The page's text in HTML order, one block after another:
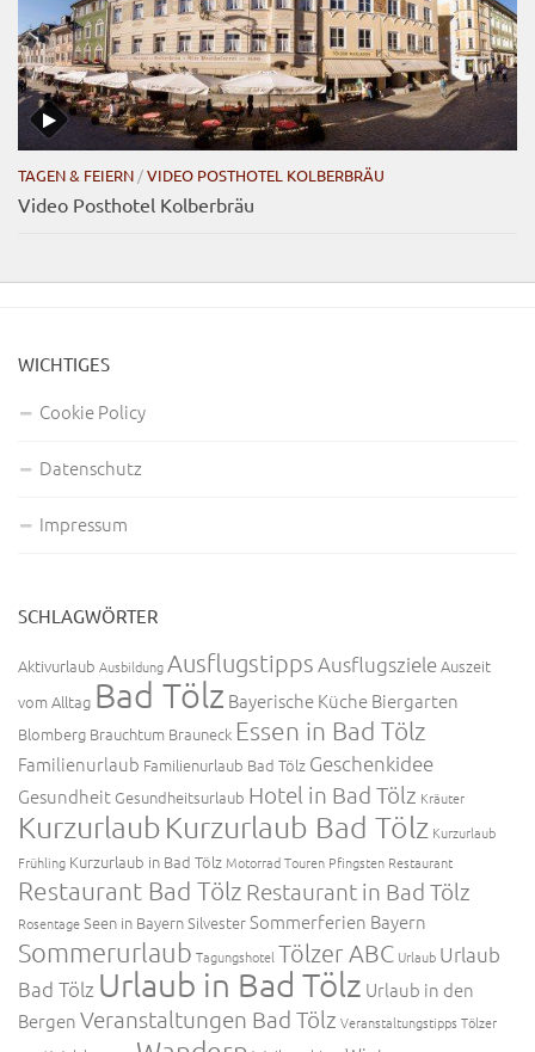
TAGEN & FEIERN /VIDEO POSTHOTEL KOLBERBRÄU
Video Posthotel Kolberbräu
WICHTIGES
Cookie Policy
Datenschutz
Impressum
SCHLAGWÖRTER
Aktivurlaub AusbildungAusflugstippsAusflugszieleAuszeit
vom Alltag Bad Tölz Bayerische KücheBiergarten
Blomberg Brauchtum Brauneck Essen in Bad Tölz
Familienurlaub Familienurlaub Bad Tölz Geschenkidee
Gesundheit Gesundheitsurlaub Hotel in Bad Tölz Kräuter
Kurzurlaub Kurzurlaub Bad Tölz Kurzurlaub
Frühling Kurzurlaub in Bad Tölz Motorrad Touren Pfingsten Restaurant
Restaurant Bad Tölz Restaurant in Bad Tölz
RosentageSeen in BayernSilvesterSommerferien Bayern
Sommerurlaub Tagungshotel Tölzer ABC Urlaub Urlaub
Bad Tölz Urlaub in Bad Tölz Urlaub in den
BergenVeranstaltungen Bad Tölz Veranstaltungstipps Tölzer